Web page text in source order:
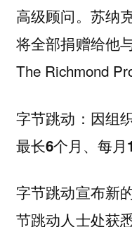
高级顾问。苏纳
将全部捐赠给他
The Richmond
字节跳动：因组
最长6个月、每
字节跳动宣布新
节跳动人士处获